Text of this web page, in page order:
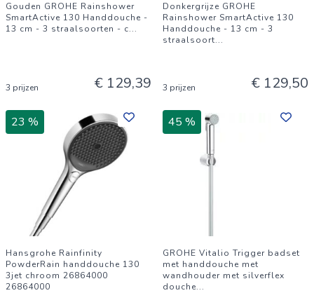
Gouden GROHE Rainshower
SmartActive 130 Handdouche -
13 cm - 3 straalsoorten - c...
3 prijzen € 129,39
Donkergrijze GROHE
Rainshower SmartActive 130
Handdouche - 13 cm - 3
straalsoort...
3 prijzen € 129,50
23 %
Hansgrohe Rainfinity
PowderRain handdouche 130
3jet chroom 26864000
26864000
45 %
GROHE Vitalio Trigger badset
met handdouche met
wandhouder met silverflex
douche...